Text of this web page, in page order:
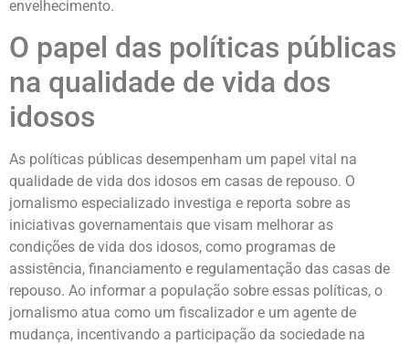
envelhecimento.
O papel das políticas públicas
na qualidade de vida dos
idosos
As políticas públicas desempenham um papel vital na
qualidade de vida dos idosos em casas de repouso. O
jornalismo especializado investiga e reporta sobre as
iniciativas governamentais que visam melhorar as
condições de vida dos idosos, como programas de
assistência, financiamento e regulamentação das casas de
repouso. Ao informar a população sobre essas políticas, o
jornalismo atua como um fiscalizador e um agente de
mudança, incentivando a participação da sociedade na